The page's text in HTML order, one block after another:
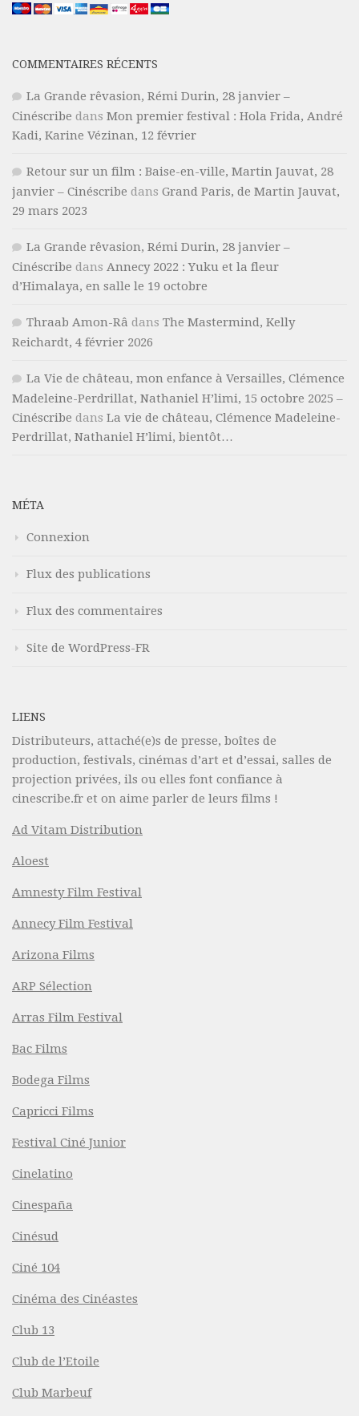
COMMENTAIRES RÉCENTS
La Grande rêvasion, Rémi Durin, 28 janvier –
Cinéscribe dans Mon premier festival : Hola Frida, André
Kadi, Karine Vézinan, 12 février
Retour sur un film : Baise-en-ville, Martin Jauvat, 28
janvier – Cinéscribe dans Grand Paris, de Martin Jauvat,
29 mars 2023
La Grande rêvasion, Rémi Durin, 28 janvier –
Cinéscribe dans Annecy 2022 : Yuku et la fleur
d’Himalaya, en salle le 19 octobre
Thraab Amon-Râ dans The Mastermind, Kelly
Reichardt, 4 février 2026
La Vie de château, mon enfance à Versailles, Clémence
Madeleine-Perdrillat, Nathaniel H’limi, 15 octobre 2025 –
Cinéscribe dans La vie de château, Clémence Madeleine-
Perdrillat, Nathaniel H’limi, bientôt…
MÉTA
Connexion
Flux des publications
Flux des commentaires
Site de WordPress-FR
LIENS
Distributeurs, attaché(e)s de presse, boîtes de
production, festivals, cinémas d’art et d’essai, salles de
projection privées, ils ou elles font confiance à
cinescribe.fr et on aime parler de leurs films !
Ad Vitam Distribution
Aloest
Amnesty Film Festival
Annecy Film Festival
Arizona Films
ARP Sélection
Arras Film Festival
Bac Films
Bodega Films
Capricci Films
Festival Ciné Junior
Cinelatino
Cinespaña
Cinésud
Ciné 104
Cinéma des Cinéastes
Club 13
Club de l’Etoile
Club Marbeuf